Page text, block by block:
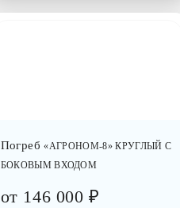
Погреб«АГРОНОМ-8» КРУГЛЫЙ С
БОКОВЫМ ВХОДОМ
от 146 000₽